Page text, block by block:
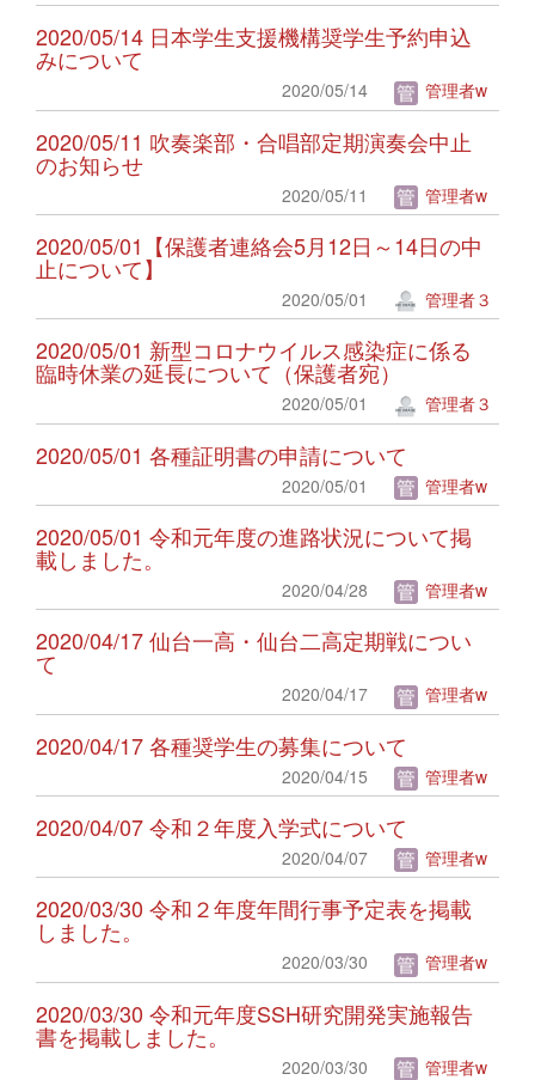
2020/05/14 日本学生支援機構奨学生予約申込
みについて
2020/05/14 管理者w
2020/05/11 吹奏楽部・合唱部定期演奏会中止
のお知らせ
2020/05/11 管理者w
2020/05/01【保護者連絡会5月12日～14日の中
止について】
2020/05/01 管理者３
2020/05/01 新型コロナウイルス感染症に係る
臨時休業の延長について（保護者宛）
2020/05/01 管理者３
2020/05/01 各種証明書の申請について
2020/05/01 管理者w
2020/05/01 令和元年度の進路状況について掲
載しました。
2020/04/28 管理者w
2020/04/17 仙台一高・仙台二高定期戦につい
て
2020/04/17 管理者w
2020/04/17 各種奨学生の募集について
2020/04/15 管理者w
2020/04/07 令和２年度入学式について
2020/04/07 管理者w
2020/03/30 令和２年度年間行事予定表を掲載
しました。
2020/03/30 管理者w
2020/03/30 令和元年度SSH研究開発実施報告
書を掲載しました。
2020/03/30 管理者w